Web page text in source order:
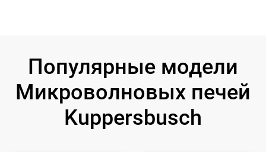
Популярные модели
Микроволновых печей
Kuppersbusch